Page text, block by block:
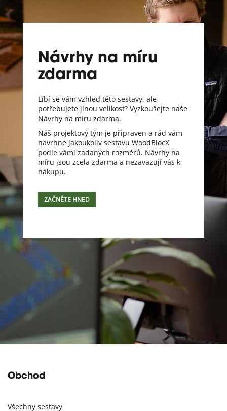
Návrhy na míru
zdarma
Líbí se vám vzhled této sestavy, ale
potřebujete jinou velikost? Vyzkoušejte naše
Návrhy na míru zdarma.
Náš projektový tým je připraven a rád vám
navrhne jakoukoliv sestavu WoodBlocX
podle vámi zadaných rozměrů. Návrhy na
míru jsou zcela zdarma a nezavazují vás k
nákupu.
ZAČNĚTE HNED
Obchod
Všechny sestavy